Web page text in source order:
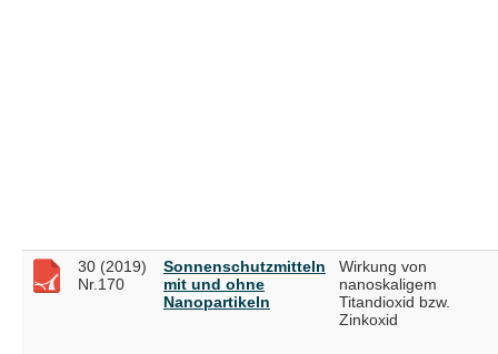
30 (2019)
Nr.170
Sonnenschutzmitteln
mit und ohne
Nanopartikeln
Wirkung von
nanoskaligem
Titandioxid bzw.
Zinkoxid